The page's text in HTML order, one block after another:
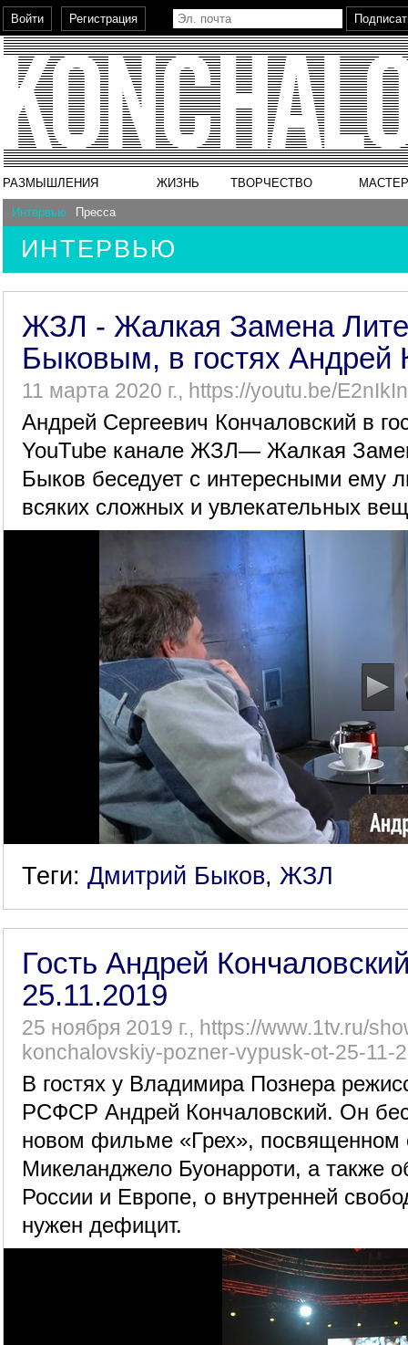
РАЗМЫШЛЕНИЯ ЖИЗНЬ ТВОРЧЕСТВО
Интервью Пресса
ИНТЕРВЬЮ
ЖЗЛ - Жалкая Замена
Быковым, в гостях Андрей
11 марта 2020 г., https://youtu.be/
Андрей Сергеевич Кончаловский в
YouTube канале ЖЗЛ— Жалкая
Быков беседует с интересными ему
всяких сложных и увлекательных
Теги: Дмитрий Быков, ЖЗЛ
Гость Андрей
25.11.2019
25 ноября 2019 г., https://www.1tv.ru/
konchalovskiy-pozner-vypusk-ot-25-11-
В гостях у Владимира Познера
РСФСР Андрей Кончаловский. Он
новом фильме «Грех», посвященном
Микеланджело Буонарроти, а также
России и Европе, о внутренней
нужен дефицит.